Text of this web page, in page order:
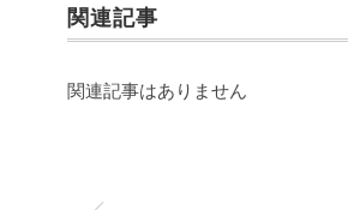
関連記事
関連記事はありません